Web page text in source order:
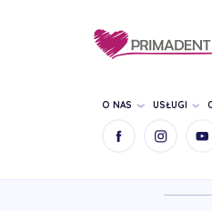
O NAS USŁUGI